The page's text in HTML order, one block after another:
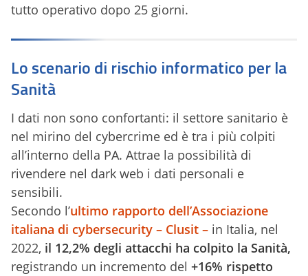
tutto operativo dopo 25 giorni.
Lo scenario di rischio informatico per la
Sanità
I dati non sono confortanti: il settore sanitario è
nel mirino del cybercrime ed è tra i più colpiti
all’interno della PA. Attrae la possibilità di
rivendere nel dark web i dati personali e
sensibili.
Secondo l’ultimo rapporto dell’Associazione
italiana di cybersecurity – Clusit – in Italia, nel
2022, il 12,2% degli attacchi ha colpito la Sanità,
registrando un incremento del +16% rispetto